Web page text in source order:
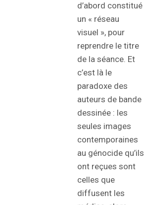
d’abord constitué
un « réseau
visuel », pour
reprendre le titre
de la séance. Et
c’est là le
paradoxe des
auteurs de bande
dessinée : les
seules images
contemporaines
au génocide qu’ils
ont reçues sont
celles que
diffusent les